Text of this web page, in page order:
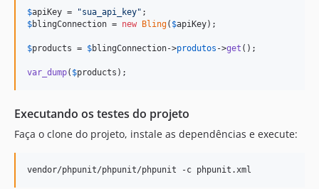
$apiKey = "sua_api_key"
$blingConnection = new Bling( $apiKey);
$products = $blingConnection->produtos ->get ();
var_dump( $products );
Executando os testes do projeto
Faça o clone do projeto, instale as dependências e execute:
vendor/phpunit/phpunit/phpunit -c phpunit.xml